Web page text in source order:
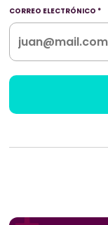
CORREO ELECTRÓNICO *